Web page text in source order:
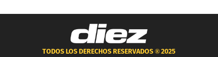
TODOS LOS DERECHOS RESERVADOS ®2025